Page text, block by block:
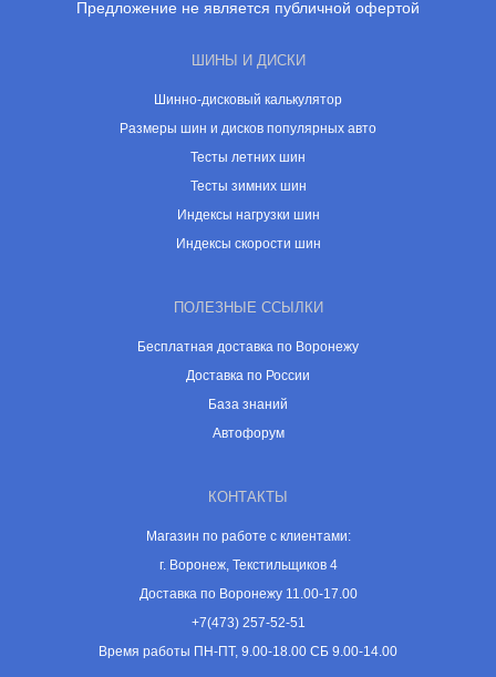
Предложение не является публичной офертой
ШИНЫ И ДИСКИ
Шинно-дисковый калькулятор
Размеры шин и дисков популярных авто
Тесты летних шин
Тесты зимних шин
Индексы нагрузки шин
Индексы скорости шин
ПОЛЕЗНЫЕ ССЫЛКИ
Бесплатная доставка по Воронежу
Доставка по России
База знаний
Автофорум
КОНТАКТЫ
Магазин по работе с клиентами:
г. Воронеж, Текстильщиков 4
Доставка по Воронежу 11.00-17.00
+7(473) 257-52-51
Время работы ПН-ПТ, 9.00-18.00 СБ 9.00-14.00